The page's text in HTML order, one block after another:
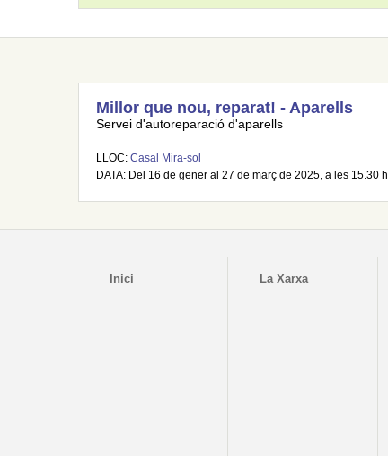
Millor que nou, reparat! - Aparells
Servei d'autoreparació d'aparells
LLOC: Casal Mira-sol
DATA: Del 16 de gener al 27 de març de 2025, a les 15.30 h
Inici La Xarxa